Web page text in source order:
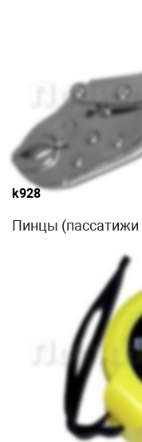
k928
Пинцы (пассатижи